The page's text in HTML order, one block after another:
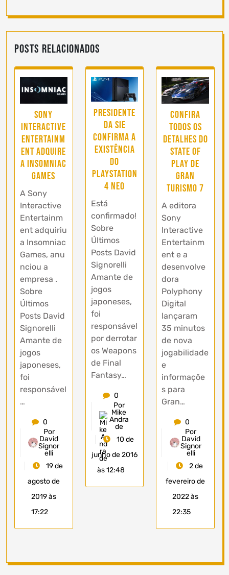
Posts Relacionados
Sony
Interactive
Entertainm
ent adquire
a Insomniac
Games
A Sony
Interactive
Entertainm
ent adquiriu
a Insomniac
Games, anu
nciou a
empresa .
Sobre
Últimos
Posts David
Signorelli
Amante de
jogos
japoneses,
foi
responsável
…
0
Por
David
Signor
elli
19 de
agosto de
2019 às
17:22
Presidente
da SIE
confirma a
existência
do
PlayStation
4 Neo
Está
confirmado!
Sobre
Últimos
Posts David
Signorelli
Amante de
jogos
japoneses,
foi
responsável
por derrotar
os Weapons
de Final
Fantasy…
0
Por
Mike
Andra
de
10 de
junho de 2016
às 12:48
Confira
todos os
detalhes do
State of
Play de
Gran
Turismo 7
A editora
Sony
Interactive
Entertainm
ent e a
desenvolve
dora
Polyphony
Digital
lançaram
35 minutos
de nova
jogabilidade
e
informaçõe
s para
Gran…
0
Por
David
Signor
elli
2 de
fevereiro de
2022 às
22:35